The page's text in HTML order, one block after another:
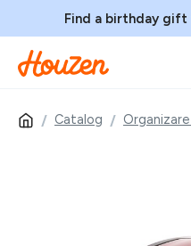
Find a birthday gift
Catalog